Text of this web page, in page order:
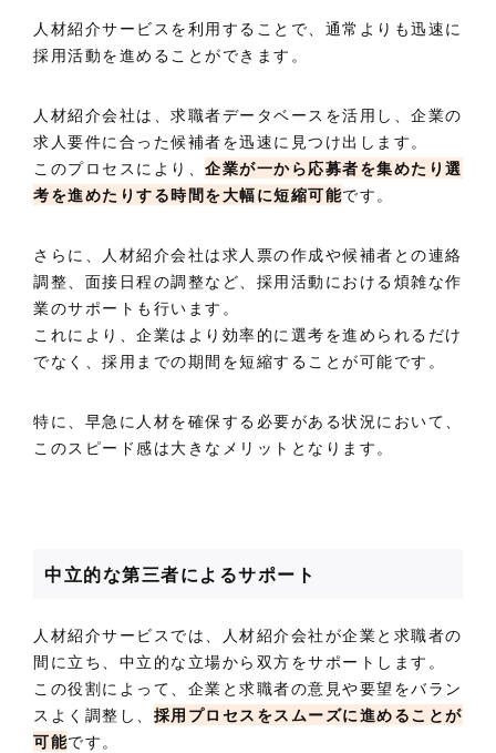
人材紹介サービスを利用することで、通常よりも迅速に
採用活動を進めることができます。
人材紹介会社は、求職者データベースを活用し、企業の
求人要件に合った候補者を迅速に見つけ出します。
このプロセスにより、企業が一から応募者を集めたり選
考を進めたりする時間を大幅に短縮可能です。
さらに、人材紹介会社は求人票の作成や候補者との連絡
調整、面接日程の調整など、採用活動における煩雑な作
業のサポートも行います。
これにより、企業はより効率的に選考を進められるだけ
でなく、採用までの期間を短縮することが可能です。
特に、早急に人材を確保する必要がある状況において、
このスピード感は大きなメリットとなります。
中立的な第三者によるサポート
人材紹介サービスでは、人材紹介会社が企業と求職者の
間に立ち、中立的な立場から双方をサポートします。
この役割によって、企業と求職者の意見や要望をバラン
スよく調整し、 採用プロセスをスムーズに進めることが
可能です。